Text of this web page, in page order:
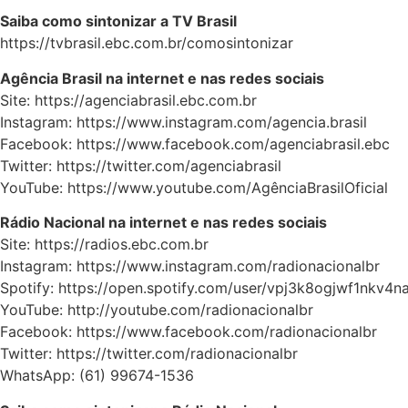
Saiba como sintonizar a TV Brasil
https://tvbrasil.ebc.com.br/comosintonizar
Agência Brasil na internet e nas redes sociais
Site: https://agenciabrasil.ebc.com.br
Instagram: https://www.instagram.com/agencia.brasil
Facebook: https://www.facebook.com/agenciabrasil.ebc
Twitter: https://twitter.com/agenciabrasil
YouTube: https://www.youtube.com/AgênciaBrasilOficial
Rádio Nacional na internet e nas redes sociais
Site: https://radios.ebc.com.br
Instagram: https://www.instagram.com/radionacionalbr
Spotify: https://open.spotify.com/user/
YouTube: http://youtube.com/radionacionalbr
Facebook: https://www.facebook.com/radionacionalbr
Twitter: https://twitter.com/radionacionalbr
WhatsApp: (61) 99674-1536